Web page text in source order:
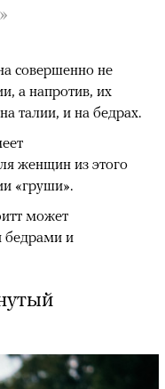
совершенно не
а напротив, их
талии, и на бедрах.
женщин из этого
«груши».
может
бедрами и